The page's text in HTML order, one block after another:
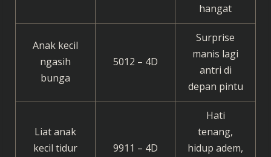
hangat
Anak kecil
ngasih
bunga
5012 – 4D
Surprise
manis lagi
antri di
depan pintu
Liat anak
kecil tidur
9911 – 4D
Hati
tenang,
hidup adem,